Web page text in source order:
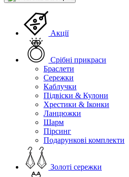
Акції
Срібні прикраси
Браслети
Сережки
Каблучки
Підвіски & Кулони
Хрестики & Іконки
Ланцюжки
Шарм
Пірсинг
Подарункові комплекти
Золоті сережки